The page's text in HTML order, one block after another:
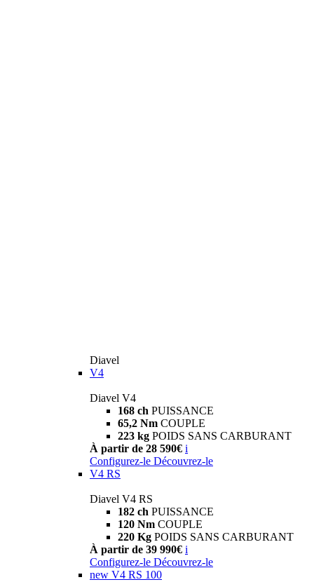
Diavel
V4
Diavel V4
168 ch PUISSANCE
65,2 Nm COUPLE
223 kg POIDS SANS CARBURANT
À partir de 28 590€ i
Configurez-le Découvrez-le
V4 RS
Diavel V4 RS
182 ch PUISSANCE
120 Nm COUPLE
220 Kg POIDS SANS CARBURANT
À partir de 39 990€ i
Configurez-le Découvrez-le
new V4 RS 100